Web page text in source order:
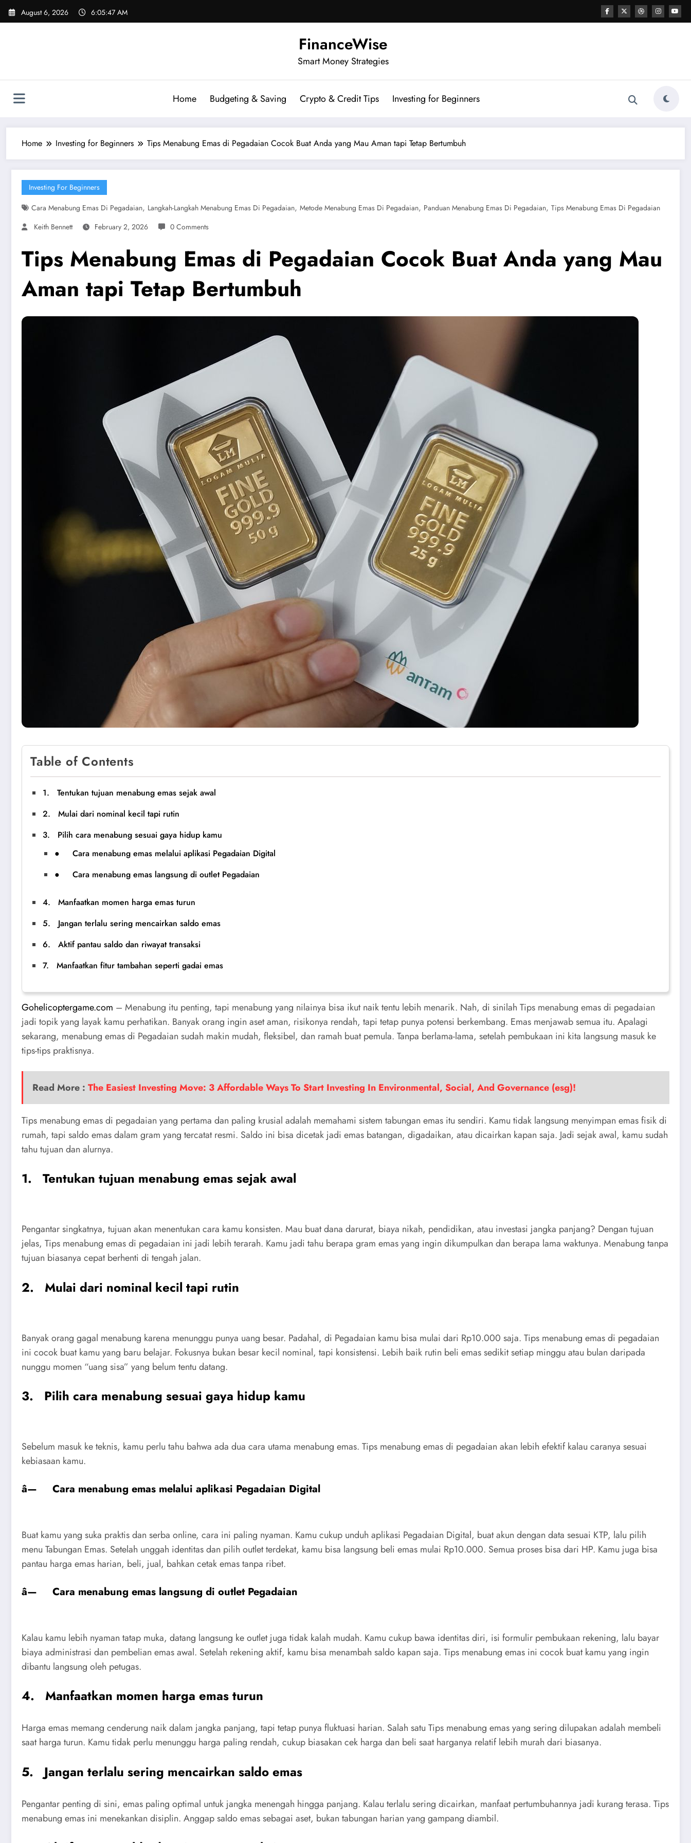
Skip
August 6, 2026 6:05:48 AM
FinanceWise
Smart Money Strategies
Home Budgeting & Saving Crypto & Credit Tips Investing for Beginners
Home Investing for Beginners Tips Menabung Emas di Pegadaian Cocok Buat Anda yang Mau Aman tapi Tetap Bertumbuh
Investing For Beginners
Cara Menabung Emas Di Pegadaian, Langkah-Langkah Menabung Emas Di Pegadaian, Metode Menabung Emas Di Pegadaian, Panduan Menabung Emas Di Pegadaian, Tips Menabung Emas Di Pegadaian
Keith Bennett
February 2, 2026 0 Comments
Tips Menabung Emas di Pegadaian Cocok Buat Anda yang Mau
Aman tapi Tetap Bertumbuh
Table of Contents
1. Tentukan tujuan menabung emas sejak awal
2. Mulai dari nominal kecil tapi rutin
3. Pilih cara menabung sesuai gaya hidup kamu
● Cara menabung emas melalui aplikasi Pegadaian Digital
● Cara menabung emas langsung di outlet Pegadaian
4. Manfaatkan momen harga emas turun
5. Jangan terlalu sering mencairkan saldo emas
6. Aktif pantau saldo dan riwayat transaksi
7. Manfaatkan fitur tambahan seperti gadai emas
Gohelicoptergame.com – Menabung itu penting, tapi menabung yang nilainya bisa ikut naik tentu lebih menarik. Nah, di sinilah Tips menabung emas di pegadaian
jadi topik yang layak kamu perhatikan. Banyak orang ingin aset aman, risikonya rendah, tapi tetap punya potensi berkembang. Emas menjawab semua itu. Apalagi
sekarang, menabung emas di Pegadaian sudah makin mudah, fleksibel, dan ramah buat pemula. Tanpa berlama-lama, setelah pembukaan ini kita langsung masuk ke
tips-tips praktisnya.
Read More : The Easiest Investing Move: 3 Affordable Ways To Start Investing In Environmental, Social, And Governance (esg)!
Tips menabung emas di pegadaian yang pertama dan paling krusial adalah memahami sistem tabungan emas itu sendiri. Kamu tidak langsung menyimpan emas fisik di
rumah, tapi saldo emas dalam gram yang tercatat resmi. Saldo ini bisa dicetak jadi emas batangan, digadaikan, atau dicairkan kapan saja. Jadi sejak awal, kamu sudah
tahu tujuan dan alurnya.
1. Tentukan tujuan menabung emas sejak awal
Pengantar singkatnya, tujuan akan menentukan cara kamu konsisten. Mau buat dana darurat, biaya nikah, pendidikan, atau investasi jangka panjang? Dengan tujuan
jelas, Tips menabung emas di pegadaian ini jadi lebih terarah. Kamu jadi tahu berapa gram emas yang ingin dikumpulkan dan berapa lama waktunya. Menabung tanpa
tujuan biasanya cepat berhenti di tengah jalan.
2. Mulai dari nominal kecil tapi rutin
Banyak orang gagal menabung karena menunggu punya uang besar. Padahal, di Pegadaian kamu bisa mulai dari Rp10.000 saja. Tips menabung emas di pegadaian
ini cocok buat kamu yang baru belajar. Fokusnya bukan besar kecil nominal, tapi konsistensi. Lebih baik rutin beli emas sedikit setiap minggu atau bulan daripada
nunggu momen “uang sisa” yang belum tentu datang.
3. Pilih cara menabung sesuai gaya hidup kamu
Sebelum masuk ke teknis, kamu perlu tahu bahwa ada dua cara utama menabung emas. Tips menabung emas di pegadaian akan lebih efektif kalau caranya sesuai
kebiasaan kamu.
â— Cara menabung emas melalui aplikasi Pegadaian Digital
Buat kamu yang suka praktis dan serba online, cara ini paling nyaman. Kamu cukup unduh aplikasi Pegadaian Digital, buat akun dengan data sesuai KTP, lalu pilih
menu Tabungan Emas. Setelah unggah identitas dan pilih outlet terdekat, kamu bisa langsung beli emas mulai Rp10.000. Semua proses bisa dari HP. Kamu juga bisa
pantau harga emas harian, beli, jual, bahkan cetak emas tanpa ribet.
â— Cara menabung emas langsung di outlet Pegadaian
Kalau kamu lebih nyaman tatap muka, datang langsung ke outlet juga tidak kalah mudah. Kamu cukup bawa identitas diri, isi formulir pembukaan rekening, lalu bayar
biaya administrasi dan pembelian emas awal. Setelah rekening aktif, kamu bisa menambah saldo kapan saja. Tips menabung emas ini cocok buat kamu yang ingin
dibantu langsung oleh petugas.
4. Manfaatkan momen harga emas turun
Harga emas memang cenderung naik dalam jangka panjang, tapi tetap punya fluktuasi harian. Salah satu Tips menabung emas yang sering dilupakan adalah membeli
saat harga turun. Kamu tidak perlu menunggu harga paling rendah, cukup biasakan cek harga dan beli saat harganya relatif lebih murah dari biasanya.
5. Jangan terlalu sering mencairkan saldo emas
Pengantar penting di sini, emas paling optimal untuk jangka menengah hingga panjang. Kalau terlalu sering dicairkan, manfaat pertumbuhannya jadi kurang terasa. Tips
menabung emas ini menekankan disiplin. Anggap saldo emas sebagai aset, bukan tabungan harian yang gampang diambil.